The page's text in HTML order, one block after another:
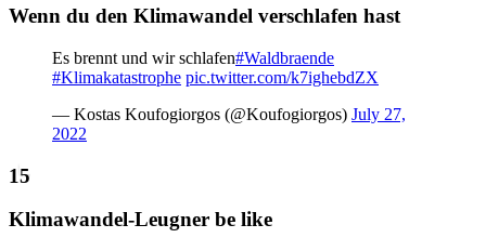
Wenn du den Klimawandel verschlafen hast
Es brennt und wir schlafen#Waldbraende
#Klimakatastrophe pic.twitter.com/k7ighebdZX
— Kostas Koufogiorgos (@Koufogiorgos) July 27,
2022
Klimawandel-Leugner be like